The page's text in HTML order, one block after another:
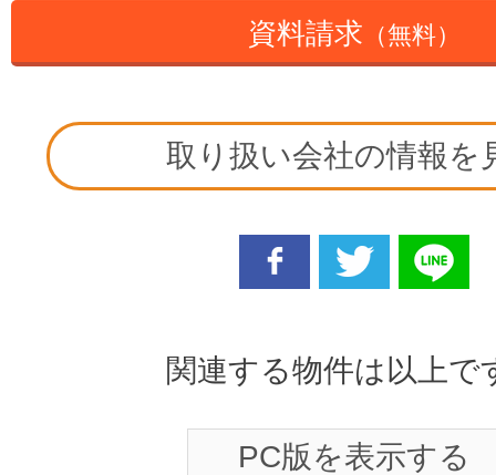
資料請求 （無料）
取り扱い会社の情報を
関連する物件は以上で
PC版を表示する